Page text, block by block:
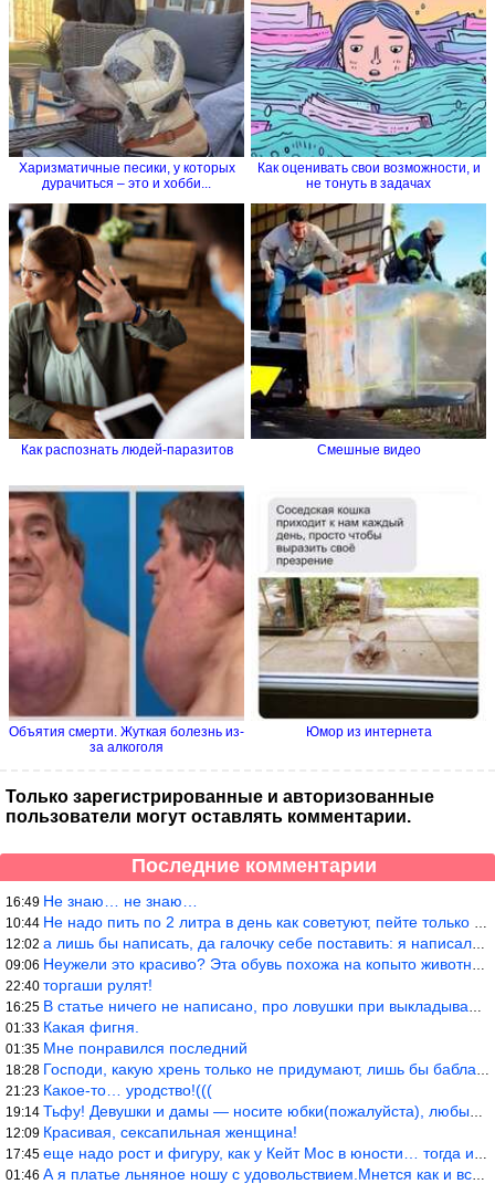
Харизматичные песики, у которых
дурачиться – это и хобби...
Как оценивать свои возможности, и
не тонуть в задачах
Как распознать людей-паразитов Смешные видео
Объятия смерти. Жуткая болезнь из-
за алкоголя
Юмор из интернета
Только зарегистрированные и авторизованные
пользователи могут оставлять комментарии.
Последние комментарии
16:49 Не знаю… не знаю…
10:44 Не надо пить по 2 литра в день как советуют, пейте только когда
12:02 а лишь бы написать, да галочку себе поставить: я написала статью
09:06 Неужели это красиво? Эта обувь похожа на копыто животного, не хв
22:40 торгаши рулят!
16:25 В статье ничего не написано, про ловушки при выкладывании товара
01:33 Какая фигня.
01:35 Мне понравился последний
18:28 Господи, какую хрень только не придумают, лишь бы бабла срубить!
21:23 Какое-то… уродство!(((
19:14 Тьфу! Девушки и дамы — носите юбки(пожалуйста), любые штаны на ж
12:09 Красивая, сексапильная женщина!
17:45 еще надо рост и фигуру, как у Кейт Мос в юности… тогда и стиль т
01:46 А я платье льняное ношу с удовольствием.Мнется как и все. Но это